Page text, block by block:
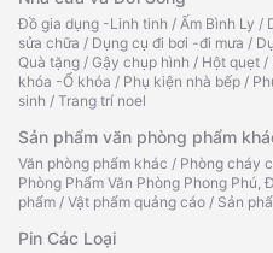
Đồ gia dụng -Linh tinh / Ấm Bình Ly /
sửa chữa / Dụng cụ đi bơi -đi mưa /
Quà tặng / Gậy chụp hình / Hột quẹt /
khóa -Ổ khóa / Phụ kiện nhà bếp /
sinh / Trang trí noel
Sản phẩm văn phòng phẩm
Văn phòng phẩm khác / Phòng cháy
Phòng Phẩm Văn Phòng Phong Phú,
phẩm / Vật phẩm quảng cáo / Sản
Pin Các Loại